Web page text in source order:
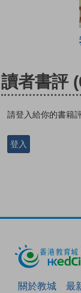
讀者書評
請登入給你的書籍
登入
關於教城 最